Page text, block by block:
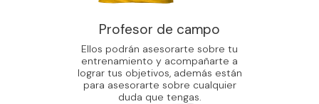
Profesor de campo
Ellos podrán asesorarte sobre tu
entrenamiento y acompañarte a
lograr tus objetivos, además están
para asesorarte sobre cualquier
duda que tengas.